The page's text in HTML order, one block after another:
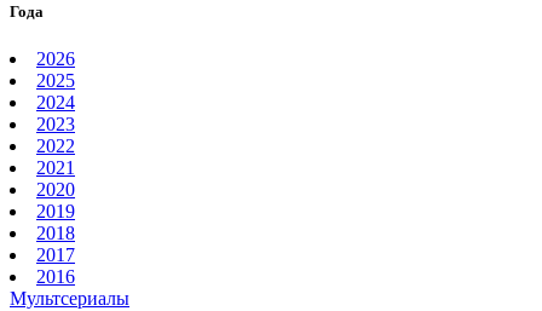
Года
2026
2025
2024
2023
2022
2021
2020
2019
2018
2017
2016
Мультсериалы